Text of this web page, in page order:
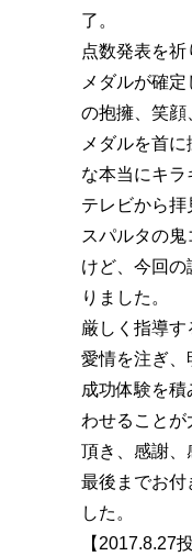
了。
点数発表を
メダルが確
の抱擁、笑顔
メダルを首
な本当にキラ
テレビから拝
スパルタの
けど、今回
りました。
厳しく指導す
愛情を注ぎ、
成功体験を
わせることが
頂き、感謝、
最後までお付
した。
【2017.8.27